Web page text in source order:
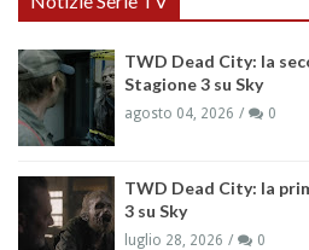
TWD Dead City: la
Stagione 3 su Sky
agosto 04, 2026 0
TWD Dead City: la
3 su Sky
luglio 28, 2026 0